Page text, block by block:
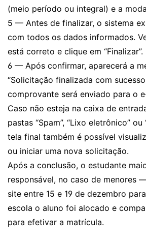
(meio período ou integral) e a
5 — Antes de finalizar, o sistema
com todos os dados informados.
está correto e clique em “Finalizar”.
6 — Após confirmar, aparecerá a
“Solicitação finalizada com
comprovante será enviado para o
Caso não esteja na caixa de
pastas “Spam”, “Lixo eletrônico” ou
tela final também é possível
ou iniciar uma nova solicitação.
Após a conclusão, o estudante
responsável, no caso de menores
site entre 15 e 19 de dezembro
escola o aluno foi alocado e
para efetivar a matrícula.